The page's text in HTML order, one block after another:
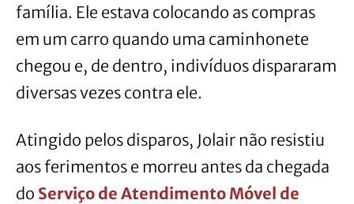
família. Ele estava colocando as compras
em um carro quando uma caminhonete
chegou e, de dentro, indivíduos dispararam
diversas vezes contra ele.
Atingido pelos disparos, Jolair não resistiu
aos ferimentos e morreu antes da chegada
do Serviço de Atendimento Móvel de